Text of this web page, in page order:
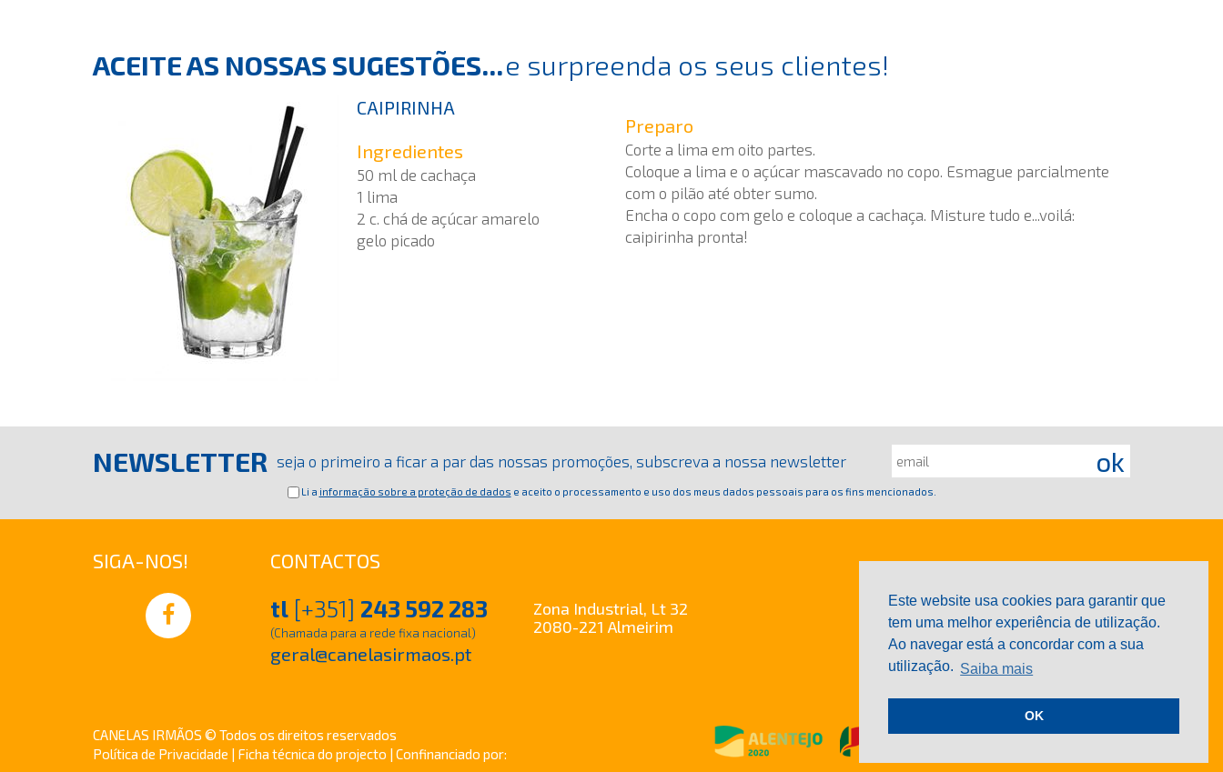
Este website usa cookies para garantir que
tem uma melhor experiência de utilização.
Ao navegar está a concordar com a sua
utilização. Saiba mais
OK
ACEITE AS NOSSAS SUGESTÕES...e surpreenda os seus clientes!
CAIPIRINHA
Ingredientes
50 ml de cachaça
1 lima
2 c. chá de açúcar amarelo
gelo picado
Preparo
Corte a lima em oito partes.
Coloque a lima e o açúcar mascavado no copo. Esmague parcialmente
com o pilão até obter sumo.
Encha o copo com gelo e coloque a cachaça. Misture tudo e...voilá:
caipirinha pronta!
NEWSLETTER seja o primeiro a ficar a par das nossas promoções, subscreva a nossa newsletter
Li a informação sobre a proteção de dados e aceito o processamento e uso dos meus dados pessoais para os fins mencionados.
SIGA-NOS! CONTACTOS
tl [+351] 243 592 283
(Chamada para a rede fixa nacional)
geral@canelasirmaos.pt
Zona Industrial, Lt 32
2080-221 Almeirim
CANELAS IRMÃOS © Todos os direitos reservados
Política de Privacidade | Ficha técnica do projecto | Confinanciado por: